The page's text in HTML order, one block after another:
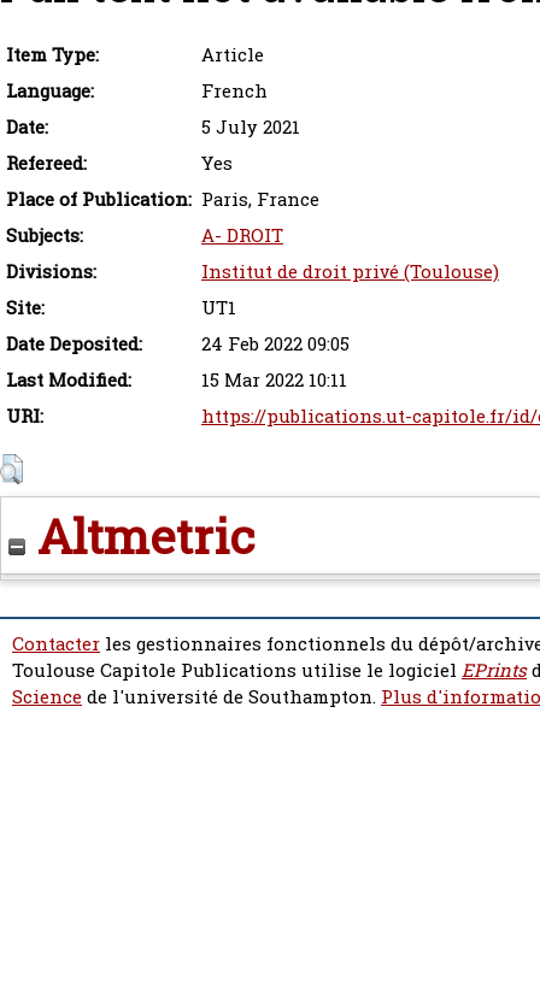
Item Type:
Article
Language:
French
Date:
5 July 2021
Refereed:
Yes
Place of Publication: Paris, France
Subjects:
A- DROIT
Divisions:
Institut de droit privé (Toulouse)
Site:
UT1
Date Deposited:
24 Feb 2022 09:05
Last Modified:
15 Mar 2022 10:11
URI:
https://publications.ut-capitole.fr/
Altmetric
Contacter les gestionnaires fonctionnels du dépôt/
Toulouse Capitole Publications utilise le logiciel EPrints
Sciencede l'université de Southampton. Plus